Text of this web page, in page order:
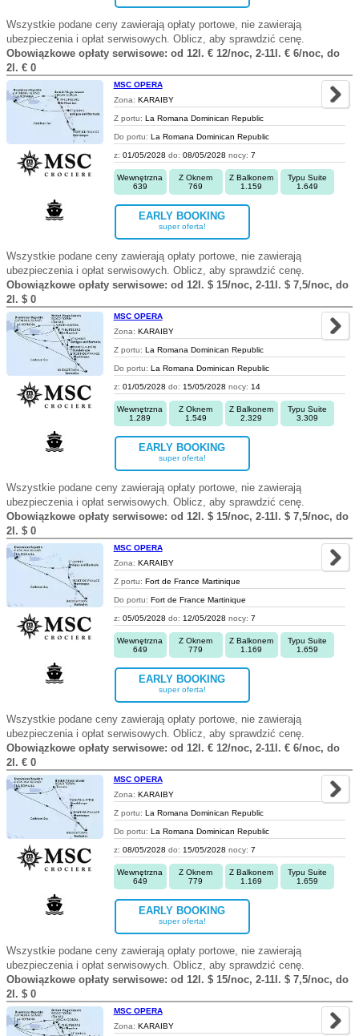
Wszystkie podane ceny zawierają opłaty portowe, nie zawierają
ubezpieczenia i opłat serwisowych. Oblicz, aby sprawdzić cenę.
Obowiązkowe opłaty serwisowe: od 12l. € 12/noc, 2-11l. € 6/noc, do
2l. € 0
MSC OPERA
Zona: KARAIBY
Z portu: La Romana Dominican Republic
Do portu: La Romana Dominican Republic
z: 01/05/2028 do: 08/05/2028 nocy: 7
Wewnętrzna
639
Z Oknem
769
Z Balkonem
1.159
Typu Suite
1.649
EARLY BOOKING
super oferta!
Wszystkie podane ceny zawierają opłaty portowe, nie zawierają
ubezpieczenia i opłat serwisowych. Oblicz, aby sprawdzić cenę.
Obowiązkowe opłaty serwisowe: od 12l. $ 15/noc, 2-11l. $ 7,5/noc, do
2l. $ 0
MSC OPERA
Zona: KARAIBY
Z portu: La Romana Dominican Republic
Do portu: La Romana Dominican Republic
z: 01/05/2028 do: 15/05/2028 nocy: 14
Wewnętrzna
1.289
Z Oknem
1.549
Z Balkonem
2.329
Typu Suite
3.309
EARLY BOOKING
super oferta!
Wszystkie podane ceny zawierają opłaty portowe, nie zawierają
ubezpieczenia i opłat serwisowych. Oblicz, aby sprawdzić cenę.
Obowiązkowe opłaty serwisowe: od 12l. $ 15/noc, 2-11l. $ 7,5/noc, do
2l. $ 0
MSC OPERA
Zona: KARAIBY
Z portu: Fort de France Martinique
Do portu: Fort de France Martinique
z: 05/05/2028 do: 12/05/2028 nocy: 7
Wewnętrzna
649
Z Oknem
779
Z Balkonem
1.169
Typu Suite
1.659
EARLY BOOKING
super oferta!
Wszystkie podane ceny zawierają opłaty portowe, nie zawierają
ubezpieczenia i opłat serwisowych. Oblicz, aby sprawdzić cenę.
Obowiązkowe opłaty serwisowe: od 12l. € 12/noc, 2-11l. € 6/noc, do
2l. € 0
MSC OPERA
Zona: KARAIBY
Z portu: La Romana Dominican Republic
Do portu: La Romana Dominican Republic
z: 08/05/2028 do: 15/05/2028 nocy: 7
Wewnętrzna
649
Z Oknem
779
Z Balkonem
1.169
Typu Suite
1.659
EARLY BOOKING
super oferta!
Wszystkie podane ceny zawierają opłaty portowe, nie zawierają
ubezpieczenia i opłat serwisowych. Oblicz, aby sprawdzić cenę.
Obowiązkowe opłaty serwisowe: od 12l. $ 15/noc, 2-11l. $ 7,5/noc, do
2l. $ 0
MSC OPERA
Zona: KARAIBY